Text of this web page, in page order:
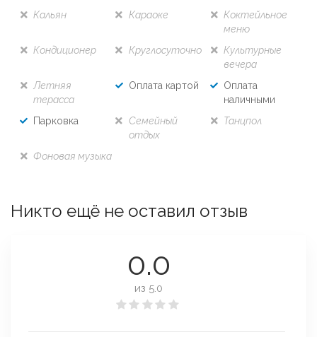
Кальян
Караоке
Коктейльное
меню
Кондиционер
Круглосуточно
Культурные
вечера
Летняя
терасса
Оплата картой
Оплата
наличными
Парковка
Семейный
отдых
Танцпол
Фоновая музыка
Никто ещё не оставил отзыв
0.0
из 5.0